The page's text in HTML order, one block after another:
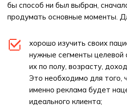
бы способ ни был выбран,
продумать основные моменты.
хорошо изучить своих
нужные сегменты целевой
их по полу, возрасту,
Это необходимо для того,
именно реклама будет
идеального клиента;